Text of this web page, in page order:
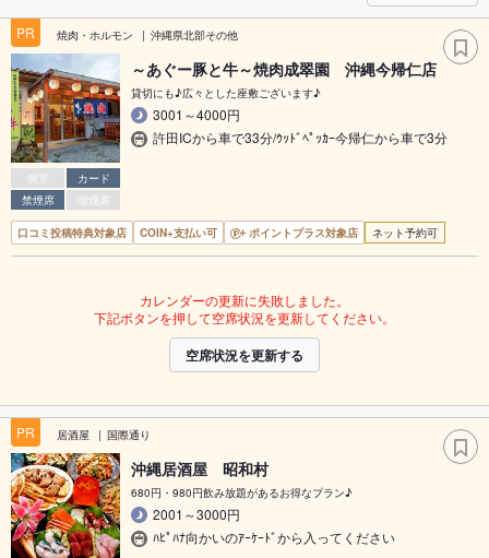
PR 焼肉・ホルモン 沖縄県北部その他
個室
カード
禁煙席
喫煙席
～あぐー豚と牛～焼肉成翠園 沖縄今帰仁店
貸切にも♪広々とした座敷ございます♪
3001～4000円
許田ICから車で33分/ｳｯﾄﾞﾍﾟｯｶｰ今帰仁から車で3分
口コミ投稿特典対象店 COIN+支払い可 ポイントプラス対象店 ネット予約可
カレンダーの更新に失敗しました。
下記ボタンを押して空席状況を更新してください。
空席状況を更新する
PR 居酒屋 国際通り
沖縄居酒屋 昭和村
680円・980円飲み放題があるお得なプラン♪
2001～3000円
ﾊﾋﾟﾊﾅ向かいのｱｰｹｰﾄﾞから入ってください